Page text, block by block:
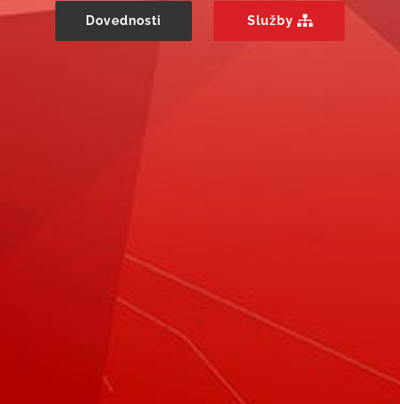
Dovednosti Služby